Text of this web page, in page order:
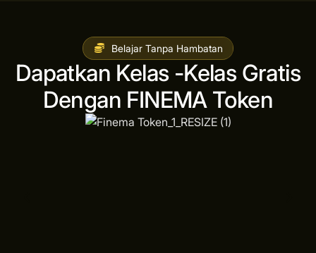
Belajar Tanpa Hambatan
Dapatkan Kelas -Kelas Gratis
Dengan FINEMA Token